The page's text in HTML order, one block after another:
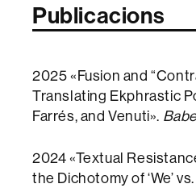
Publicacions
2025 «Fusion and
Translating Ekphrastic
Farrés, and Venuti».
2024 «Textual
the Dichotomy of ‘We’